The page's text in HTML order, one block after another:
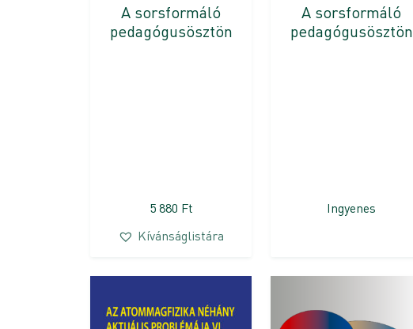
A sorsformáló
pedagógusösztön
5 880 Ft
Kívánságlistára
A sorsformáló
pedagógusösztön
Ingyenes